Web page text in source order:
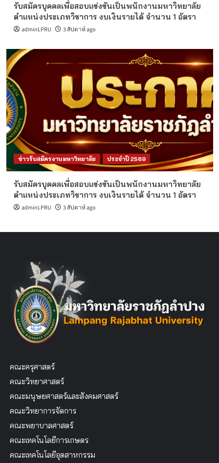
รับสมัครบุคคลเพื่อสอบแข่งขันเป็นพนักงานมหาวิทยาลัย
ตำแหน่งประเภทวิชาการ งบเงินรายได้ จำนวน 1 อัตรา
adminLPRU 3 สัปดาห์ ago
ข่าวรับสมัครงานมหาวิทยาลัย ประจำปี 2569
รับสมัครบุคคลเพื่อสอบแข่งขันเป็นพนักงานมหาวิทยาลัย
ตำแหน่งประเภทวิชาการ งบเงินรายได้ จำนวน 1 อัตรา
adminLPRU 3 สัปดาห์ ago
คณะครุศาสตร์
คณะวิทยาศาสตร์
คณะมนุษยศาสตร์และสังคมศาสตร์
คณะวิทยาการจัดการ
คณะพยาบาลศาสตร์
คณะเทคโนโลยีการเกษตร
คณะเทคโนโลยีอุตสาหกรรม